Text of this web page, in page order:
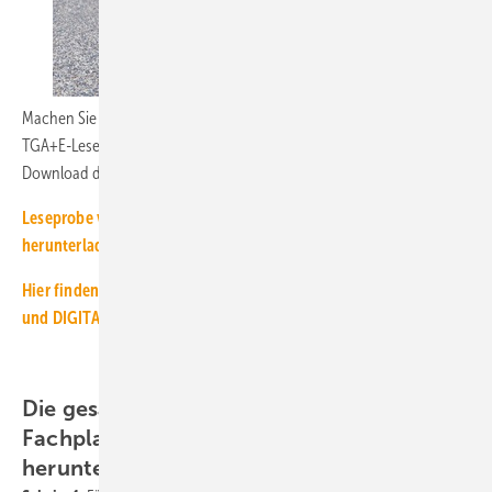
Machen Sie sich gerne ein Bild – mit der nachstehend verlinkten
TGA+E-Leseprobe, einem unserer ABO-Angebote oder dem PDF-
Download der gesamten TGA+E-Ausgabe 09-2022.
Leseprobe von TGA+E-Fachplaner 09-2022 kostenfrei
herunterladen
Hier finden Sie Infos zu den TGA+E-ABOs: CLASSIC, PREMIUM
und DIGITAL PLUS
Die gesamte Ausgabe von TGA+E-
Fachplaner 09-2022 kostenfrei
herunterladen